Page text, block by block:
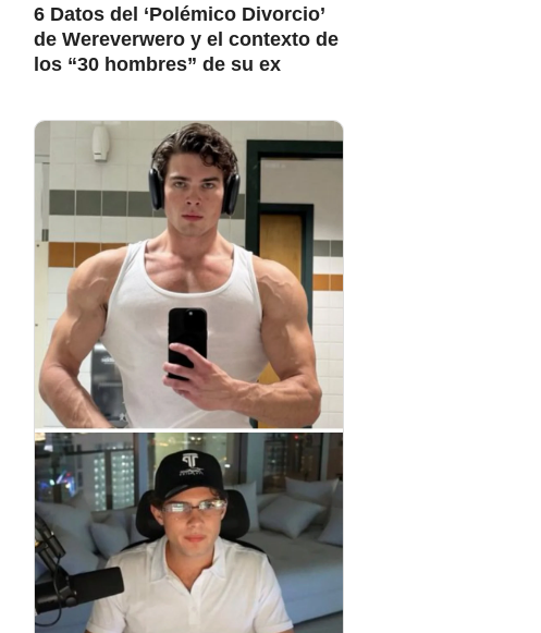
6 Datos del ‘Polémico Divorcio’
de Wereverwero y el contexto de
los “30 hombres” de su ex